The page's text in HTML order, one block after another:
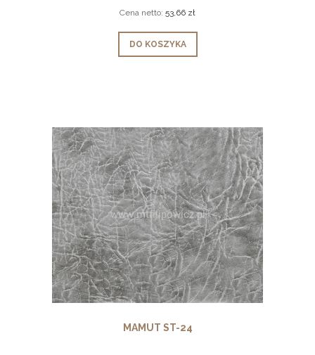
Cena netto: 53,66 zł
DO KOSZYKA
MAMUT ST-24